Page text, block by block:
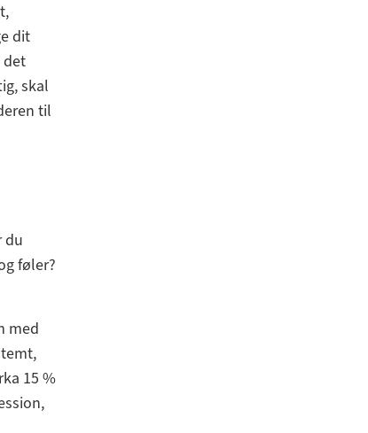
dit
det
skal
til
du
føler?
med
15 %